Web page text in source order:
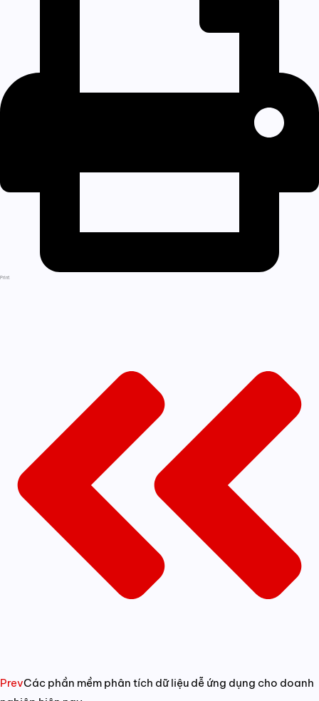
Print
PrevCác phần mềm phân tích dữ liệu dễ ứng dụng cho doanh